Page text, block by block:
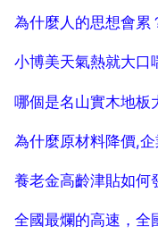
2025-07-04
2025-07-04
2025-07-04
2025-07-04
2025-07-04
2025-07-04